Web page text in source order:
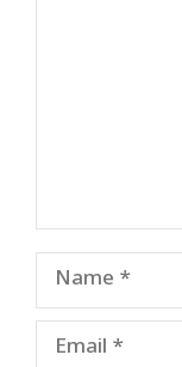
Name
Email